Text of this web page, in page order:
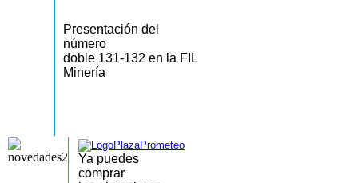
Presentación del
número
doble 131-132 en la FIL
Minería
Ya puedes
comprar